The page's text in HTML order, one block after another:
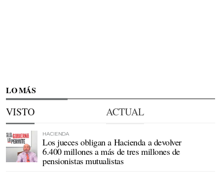
LO MÁS
VISTO ACTUAL
HACIENDA
Los jueces obligan a Hacienda a devolver
6.400 millones a más de tres millones de
pensionistas mutualistas